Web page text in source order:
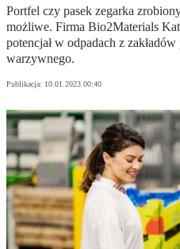
Portfel czy pasek zegarka
możliwe. Firma Bio2Materials
potencjał w odpadach z
warzywnego.
Publikacja: 10.01.2023 00:40